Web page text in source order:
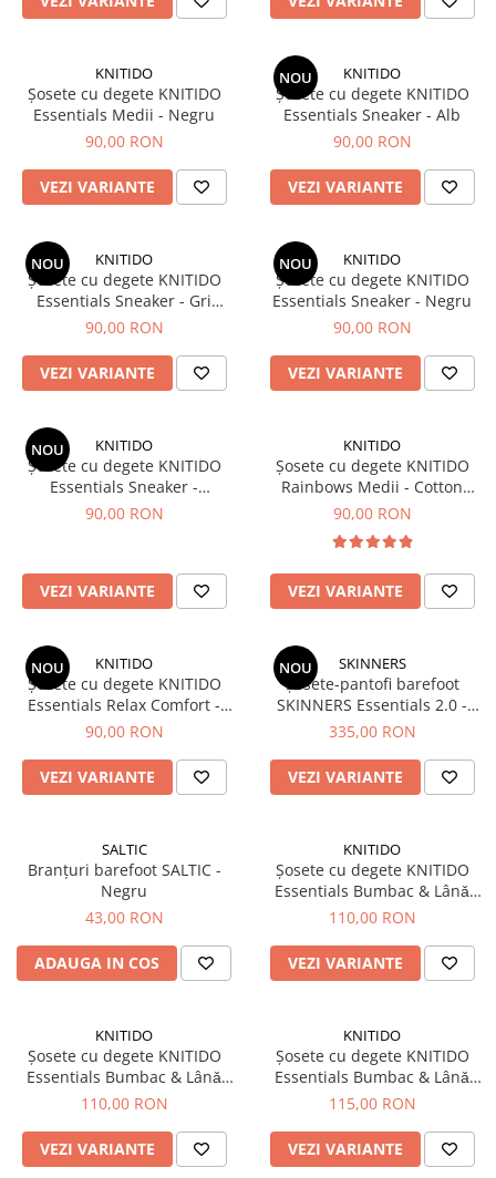
KNITIDO
Șosete cu degete KNITIDO
Essentials Medii - Negru
90,00 RON
VEZI VARIANTE
NOU KNITIDO
Șosete cu degete KNITIDO
Essentials Sneaker - Alb
90,00 RON
VEZI VARIANTE
NOU KNITIDO
Șosete cu degete KNITIDO
Essentials Sneaker - Gri
albăstrui
90,00 RON
VEZI VARIANTE
NOU KNITIDO
Șosete cu degete KNITIDO
Essentials Sneaker - Negru
90,00 RON
VEZI VARIANTE
NOU KNITIDO
Șosete cu degete KNITIDO
Essentials Sneaker -
Portocaliu
90,00 RON
VEZI VARIANTE
KNITIDO
Șosete cu degete KNITIDO
Rainbows Medii - Cotton
Candy
90,00 RON
VEZI VARIANTE
NOU KNITIDO
Șosete cu degete KNITIDO
Essentials Relax Comfort -
Negru
90,00 RON
VEZI VARIANTE
NOU SKINNERS
Șosete-pantofi barefoot
SKINNERS Essentials 2.0 -
Concrete
335,00 RON
VEZI VARIANTE
SALTIC
Branțuri barefoot SALTIC -
Negru
43,00 RON
ADAUGA IN COS
KNITIDO
Șosete cu degete KNITIDO
Essentials Bumbac & Lânǎ
Merino Medii - Albastru închis
110,00 RON
VEZI VARIANTE
KNITIDO
Șosete cu degete KNITIDO
Essentials Bumbac & Lânǎ
Merino Medii - Negru
110,00 RON
VEZI VARIANTE
KNITIDO
Șosete cu degete KNITIDO
Essentials Bumbac & Lânǎ
Merino - Albastru închis
115,00 RON
VEZI VARIANTE